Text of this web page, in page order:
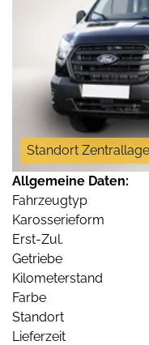
Standort
Allgemeine Daten:
Fahrzeugtyp
Karosserieform
Erst-Zul.
Getriebe
Kilometerstand
Farbe
Standort
Lieferzeit